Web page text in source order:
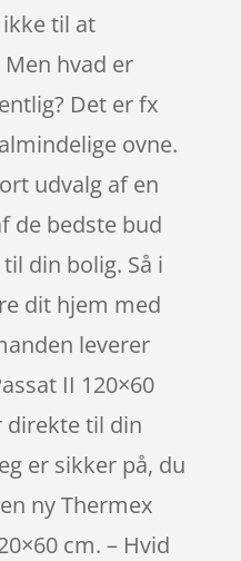
til at
hvad er
Det er fx
ovne.
udvalg af en
de bedste bud
din bolig. Så i
dit hjem med
leverer
II 120×60
direkte til din
er sikker på, du
ny Thermex
cm. – Hvid